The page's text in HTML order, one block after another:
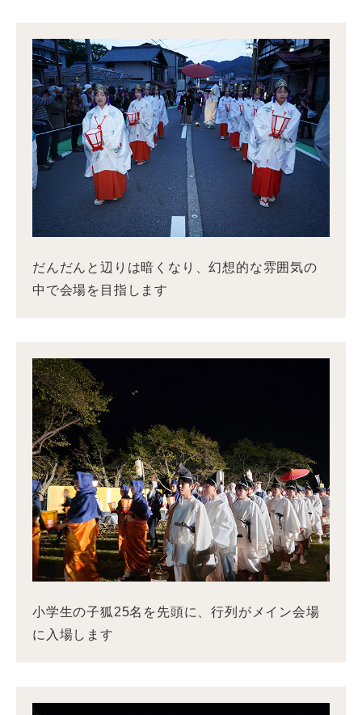
だんだんと辺りは暗くなり、幻想的な雰囲気の
中で会場を目指します
小学生の子狐25名を先頭に、行列がメイン会場
に入場します